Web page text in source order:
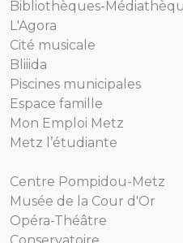
Bibliothèques-
L'Agora
Cité musicale
Bliiida
Piscines municipales
Espace famille
Mon Emploi Metz
Metz l’étudiante
Centre Pompidou-Metz
Musée de la Cour d'Or
Opéra-Théâtre